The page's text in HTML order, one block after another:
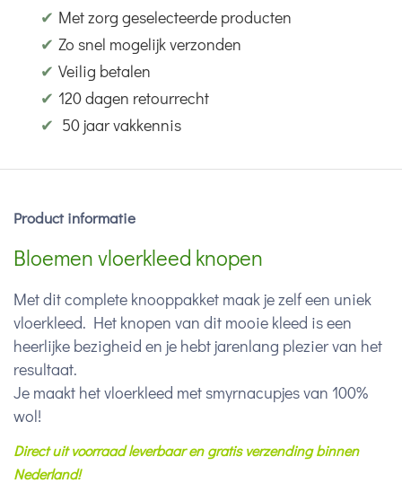
✔ Met zorg geselecteerde producten
✔ Zo snel mogelijk verzonden
✔ Veilig betalen
✔ 120 dagen retourrecht
✔ 50 jaar vakkennis
Product informatie
Bloemen vloerkleed knopen
Met dit complete knooppakket maak je zelf een uniek
vloerkleed. Het knopen van dit mooie kleed is een
heerlijke bezigheid en je hebt jarenlang plezier van het
resultaat.
Je maakt het vloerkleed met smyrnacupjes van 100%
wol!
Direct uit voorraad leverbaar en gratis verzending binnen
Nederland!